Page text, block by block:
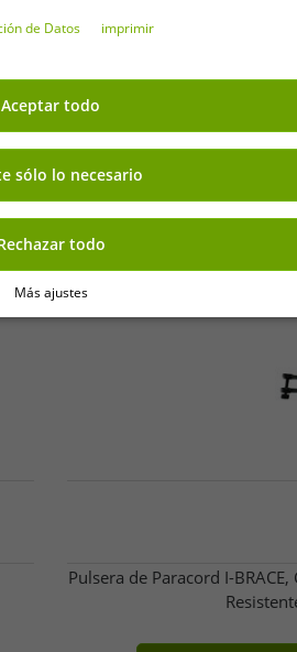
Chaqueta de forro polar
chaqueta de piel
Pulsera de Paracord I-
de Datos imprimir
Aceptar todo
sólo lo necesario
todo
Más ajustes